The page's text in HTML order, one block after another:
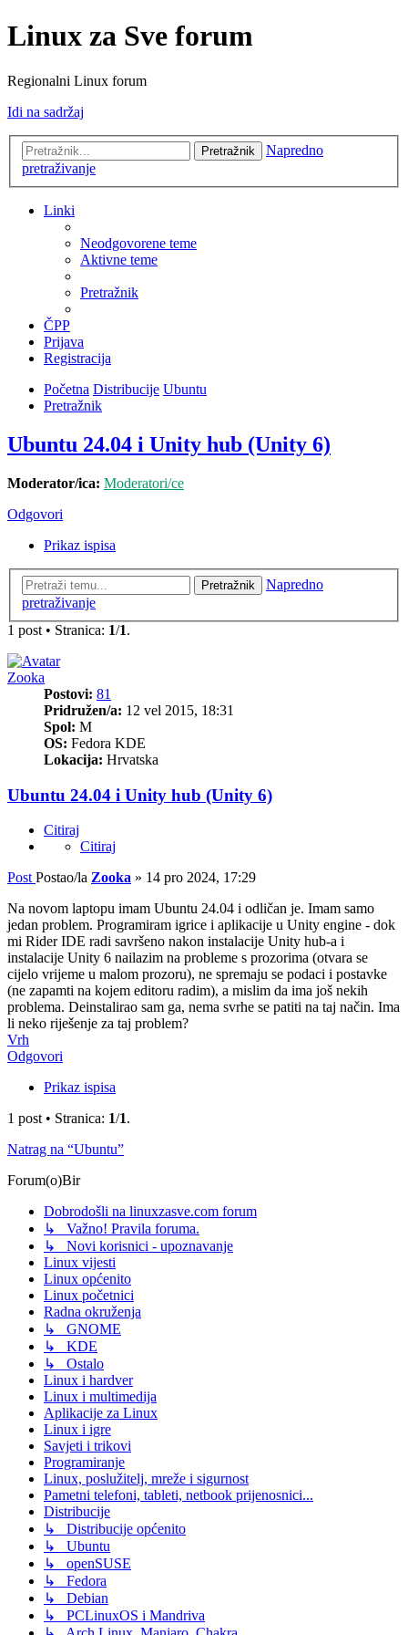
Linux za Sve forum
Regionalni Linux forum
Idi na sadržaj
Pretražnik
Napredno
pretraživanje
Linki
Neodgovorene teme
Aktivne teme
Pretražnik
ČPP
Prijava
Registracija
Početna Distribucije Ubuntu
Pretražnik
Ubuntu 24.04 i Unity hub (Unity 6)
Moderator/ica: Moderatori/ce
Odgovori
Prikaz ispisa
Pretražnik
Napredno
pretraživanje
1 post • Stranica: 1/1.
Zooka
Postovi: 81
Pridružen/a: 12 vel 2015, 18:31
Spol: M
OS: Fedora KDE
Lokacija: Hrvatska
Ubuntu 24.04 i Unity hub (Unity 6)
Citiraj
Citiraj
Post Postao/la Zooka » 14 pro 2024, 17:29
Na novom laptopu imam Ubuntu 24.04 i odličan je. Imam samo
jedan problem. Programiram igrice i aplikacije u Unity engine - dok
mi Rider IDE radi savršeno nakon instalacije Unity hub-a i
instalacije Unity 6 nailazim na probleme s prozorima (otvara se
cijelo vrijeme u malom prozoru), ne spremaju se podaci i postavke
(ne zapamti na kojem editoru radim), a mislim da ima još nekih
problema. Deinstalirao sam ga, nema svrhe se patiti na taj način. Ima
li neko riješenje za taj problem?
Vrh
Odgovori
Prikaz ispisa
1 post • Stranica: 1/1.
Natrag na “Ubuntu”
Forum(o)Bir
Dobrodošli na linuxzasve.com forum
↳ Važno! Pravila foruma.
↳ Novi korisnici - upoznavanje
Linux vijesti
Linux općenito
Linux početnici
Radna okruženja
↳ GNOME
↳ KDE
↳ Ostalo
Linux i hardver
Linux i multimedija
Aplikacije za Linux
Linux i igre
Savjeti i trikovi
Programiranje
Linux, poslužitelj, mreže i sigurnost
Pametni telefoni, tableti, netbook prijenosnici...
Distribucije
↳ Distribucije općenito
↳ Ubuntu
↳ openSUSE
↳ Fedora
↳ Debian
↳ PCLinuxOS i Mandriva